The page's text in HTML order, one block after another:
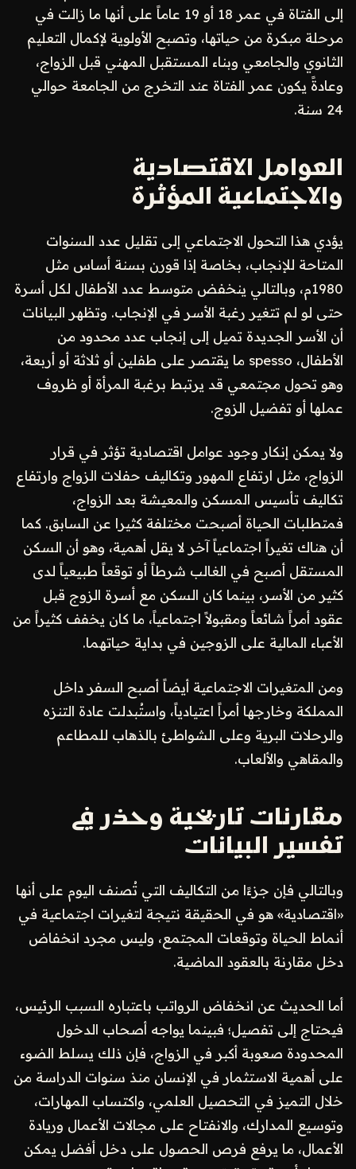
إلى الفتاة في عمر 18 أو 19 عاماً على أنها ما زالت في
مرحلة مبكرة من حياتها، وتصبح الأولوية لإكمال التعليم
الثانوي والجامعي وبناء المستقبل المهني قبل الزواج،
وعادةً يكون عمر الفتاة عند التخرج من الجامعة حوالي
24 سنة.
العوامل الاقتصادية
والاجتماعية المؤثرة
يؤدي هذا التحول الاجتماعي إلى تقليل عدد السنوات
المتاحة للإنجاب، بخاصة إذا قورن بسنة أساس مثل
1980م، وبالتالي ينخفض متوسط عدد الأطفال لكل أسرة
حتى لو لم تتغير رغبة الأسر في الإنجاب. وتظهر البيانات
أن الأسر الجديدة تميل إلى إنجاب عدد محدود من
الأطفال، spesso ما يقتصر على طفلين أو ثلاثة أو أربعة،
وهو تحول مجتمعي قد يرتبط برغبة المرأة أو ظروف
عملها أو تفضيل الزوج.
ولا يمكن إنكار وجود عوامل اقتصادية تؤثر في قرار
الزواج، مثل ارتفاع المهور وتكاليف حفلات الزواج وارتفاع
تكاليف تأسيس المسكن والمعيشة بعد الزواج،
فمتطلبات الحياة أصبحت مختلفة كثيرا عن السابق. كما
أن هناك تغيراً اجتماعياً آخر لا يقل أهمية، وهو أن السكن
المستقل أصبح في الغالب شرطاً أو توقعاً طبيعياً لدى
كثير من الأسر، بينما كان السكن مع أسرة الزوج قبل
عقود أمراً شائعاً ومقبولاً اجتماعياً، ما كان يخفف كثيراً من
الأعباء المالية على الزوجين في بداية حياتهما.
ومن المتغيرات الاجتماعية أيضاً أصبح السفر داخل
المملكة وخارجها أمراً اعتيادياً، واستُبدلت عادة التنزه
والرحلات البرية وعلى الشواطئ بالذهاب للمطاعم
والمقاهي والألعاب.
مقارنات تاريخية وحذر في
تفسير البيانات
وبالتالي فإن جزءًا من التكاليف التي تُصنف اليوم على أنها
«اقتصادية» هو في الحقيقة نتيجة لتغيرات اجتماعية في
أنماط الحياة وتوقعات المجتمع، وليس مجرد انخفاض
دخل مقارنة بالعقود الماضية.
أما الحديث عن انخفاض الرواتب باعتباره السبب الرئيس،
فيحتاج إلى تفصيل؛ فبينما يواجه أصحاب الدخول
المحدودة صعوبة أكبر في الزواج، فإن ذلك يسلط الضوء
على أهمية الاستثمار في الإنسان منذ سنوات الدراسة من
خلال التميز في التحصيل العلمي، واكتساب المهارات،
وتوسيع المدارك، والانفتاح على مجالات الأعمال وريادة
الأعمال، ما يرفع فرص الحصول على دخل أفضل يمكن